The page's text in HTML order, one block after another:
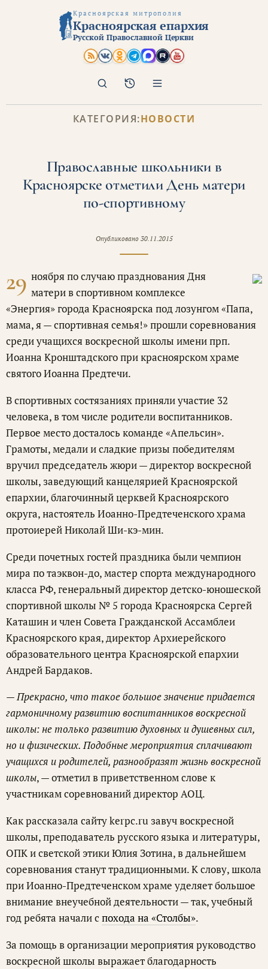
Красноярская митрополия
Красноярская епархия
Русской Православной Церкви
Архив
Поиск
КАТЕГОРИЯ:НОВОСТИ
Православные школьники в
Красноярске отметили День матери
по-спортивному
Опубликовано 30.11.2015
29 ноября по случаю празднования Дня
матери в спортивном комплексе
«Энергия» города Красноярска под лозунгом «Папа,
мама, я — спортивная семья!» прошли соревнования
среди учащихся воскресной школы имени прп.
Иоанна Кронштадского при красноярском храме
святого Иоанна Предтечи.
В спортивных состязаниях приняли участие 32
человека, в том числе родители воспитанников.
Первое место досталось команде «Апельсин».
Грамоты, медали и сладкие призы победителям
вручил председатель жюри — директор воскресной
школы, заведующий канцелярией Красноярской
епархии, благочинный церквей Красноярского
округа, настоятель Иоанно-Предтеченского храма
протоиерей Николай Ши-кэ-мин.
Среди почетных гостей праздника были чемпион
мира по таэквон-до, мастер спорта международного
класса РФ, генеральный директор детско-юношеской
спортивной школы № 5 города Красноярска Сергей
Каташин и член Совета Гражданской Ассамблеи
Красноярского края, директор Архиерейского
образовательного центра Красноярской епархии
Андрей Бардаков.
— Прекрасно, что такое большое значение придается
гармоничному развитию воспитанников воскресной
школы: не только развитию духовных и душевных сил,
но и физических. Подобные мероприятия сплачивают
учащихся и родителей, разнообразят жизнь воскресной
школы, — отметил в приветственном слове к
участникам соревнований директор АОЦ.
Как рассказала сайту kerpc.ru завуч воскресной
школы, преподаватель русского языка и литературы,
ОПК и светской этики Юлия Зотина, в дальнейшем
соревнования станут традиционными. К слову, школа
при Иоанно-Предтеченском храме уделяет большое
внимание внеучебной деятельности — так, учебный
год ребята начали с похода на «Столбы».
За помощь в организации мероприятия руководство
воскресной школы выражает благодарность